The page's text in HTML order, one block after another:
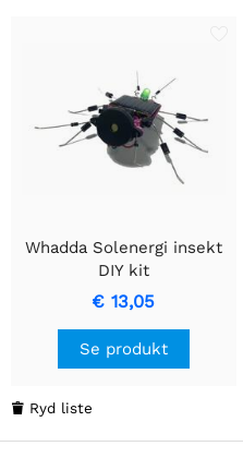
Whadda Solenergi insekt
DIY kit
€ 13,05
Se produkt
 Ryd liste